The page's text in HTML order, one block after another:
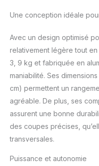
Une conception idéale
Avec un design optimisé
relativement légère tout
3, 9 kg et fabriquée en
maniabilité. Ses dimensions
cm) permettent un
agréable. De plus, ses
assurent une bonne
des coupes précises,
transversales.
Puissance et autonomie